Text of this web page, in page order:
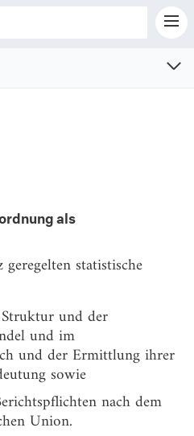
Dienstleistungsbereich
bei
Erhebungen
als
statistische
und der
und im
und der Ermittlung ihrer
sowie
nach dem
Union.